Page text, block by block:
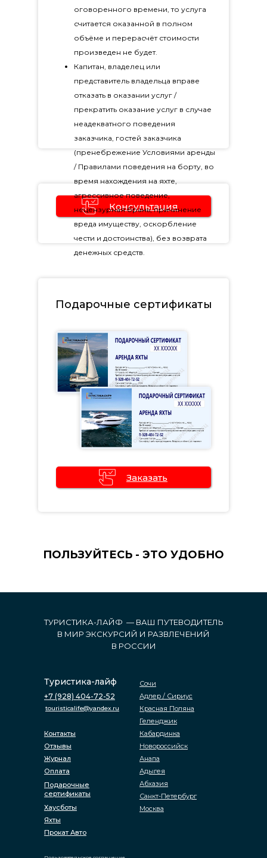
оговоренного времени, то услуга
считается оказанной в полном
объёме и перерасчёт стоимости
произведен не будет.
Капитан, владелец или
представитель владельца вправе
отказать в оказании услуг /
прекратить оказание услуг в случае
неадекватного поведения
заказчика, гостей заказчика
(пренебрежение Условиями аренды
/ Правилами поведения на борту, во
время нахождения на яхте,
агрессивное поведение,
нецензурная брань, причинение
вреда имуществу, оскорбление
чести и достоинства), без возврата
денежных средств.
Консультация
Оставьте заявку на
бесплатную консультацию
Заказать
Подарочные сертификаты
ПОЛЬЗУЙТЕСЬ - ЭТО УДОБНО
ТУРИСТИКА-ЛАЙФ — ВАШ ПУТЕВОДИТЕЛЬ
В МИР ЭКСКУРСИЙ И РАЗВЛЕЧЕНИЙ
В РОССИИ
Туристика-лайф
Контакты
Отзывы
Анапа
Абхазия
Адыгея
Адлер / Сириус
Сочи
Геленджик
Кабардинка
Журнал
+7 (928) 404-72-52
touristicalife@yandex.ru
Оплата
Красная Поляна
Новороссийск
Подарочные
сертификаты
Москва
Санкт-Петербург
Хаусботы
Яхты
Прокат Авто